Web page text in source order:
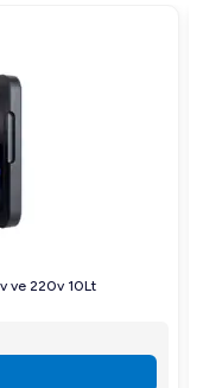
yapılmalıdır.
kolayca taşıma
bağlantısı
hale getirmek için
ve 220v 10Lt